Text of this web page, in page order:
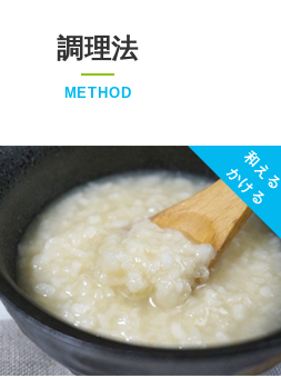
調理法
METHOD
和える
かける